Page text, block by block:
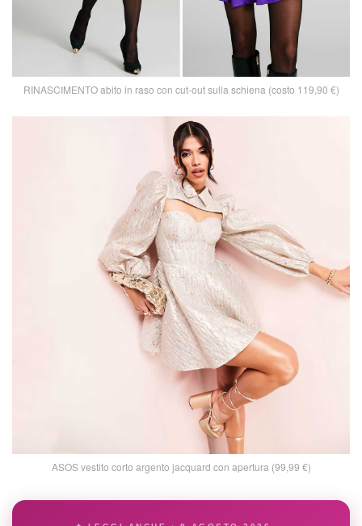
RINASCIMENTO abito in raso con cut-out sulla schiena (costo 119,90 €)
ASOS vestito corto argento jacquard con apertura (99,99 €)